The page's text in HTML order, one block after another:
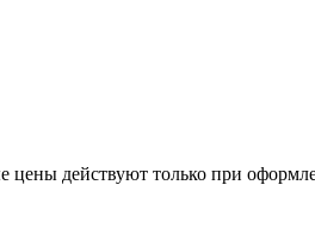
действуют только при